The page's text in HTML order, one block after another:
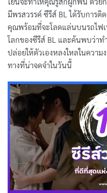
มีพรสวรรค์ ซีรีส์ BL ได้รับการ
คุณพร้อมที่จะโลดแล่นบนรถไฟเ
โลกของซีรีส์ BL และค้นพบว่าท
ปล่อยให้ตัวเองหลงใหลในความ
ทางที่น่าจดจำในวันนี้